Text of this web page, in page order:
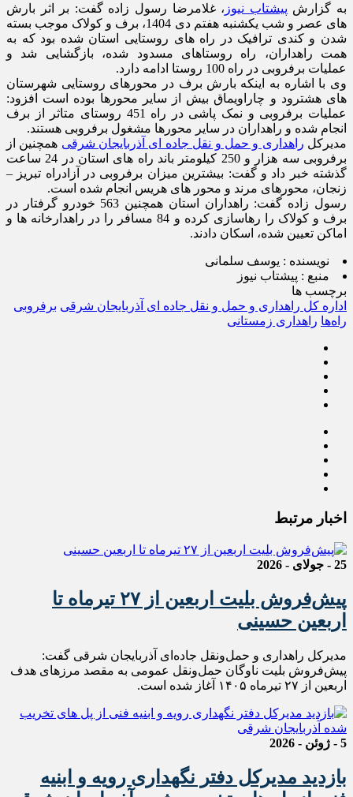
به گزارش پیشتاب نیوز ، غلامرضا رسول زاده گفت: بر اثر بارش
های عصر و شب یکشنبه هفتم دی 1404، برف و کولاک موجب بسته
شدن و کندی ترافیک در راه های روستایی استان شده بود که به
همت راهداران، راه روستاهای مسدود شده، بازگشایی شد و
عملیات برفروبی در راه 100 روستا ادامه دارد.
وی با اشاره به اینکه بارش برف در محورهای روستایی شهرستان
های هشترود و چاراویماق بیش از سایر محورها بوده است افزود:
عملیات برفروبی و نمک پاشی در راه 451 روستای متاثر از برف
انجام شده و راهداران در سایر محورها مشغول برفروبی هستند.
مدیرکل راهداری و حمل و نقل جاده ای آذربایجان شرقی همچنین از
برفروبی سه هزار و 250 کیلومتر باند راه های استان در 24 ساعت
گذشته خبر داد و گفت: بیشترین میزان برفروبی در آزادراه تبریز –
زنجان، محورهای مرند و محور های هریس انجام شده است.
رسول زاده گفت: راهداران استان همچنین 563 خودرو گرفتار در
برف و کولاک را رهاسازی کرده و 84 مسافر را در راهدارخانه ها و
اماکن تعیین شده، اسکان دادند.
نویسنده : یوسف سلمانی
منبع : پیشتاب نیوز
برچسب ها
اداره کل راهداری و حمل و نقل جاده ای آذربایجان شرقی برفروبی
راه‌ها راهداری زمستانی
اخبار مرتبط
25 - جولای - 2026
پیش‌فروش بلیت اربعین از ۲۷ تیرماه تا
اربعین حسینی
مدیرکل راهداری و حمل‌ونقل جاده‌ای آذربایجان شرقی گفت:
پیش‌فروش بلیت ناوگان حمل‌ونقل عمومی به مقصد مرزهای هدف
اربعین از ۲۷ تیرماه ۱۴۰۵ آغاز شده است.
5 - ژوئن - 2026
بازدید مدیرکل دفتر نگهداری رویه و ابنیه